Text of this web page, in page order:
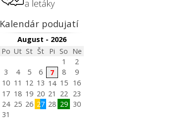
Kalendár podujatí
August - 2026
Po Ut St Št Pi So Ne
1
2
3
4 5 6 7 8
9
10 11 12 13 14 15
16
17 18 19 20 21 22
23
24 25 26 27 28 29
30
31